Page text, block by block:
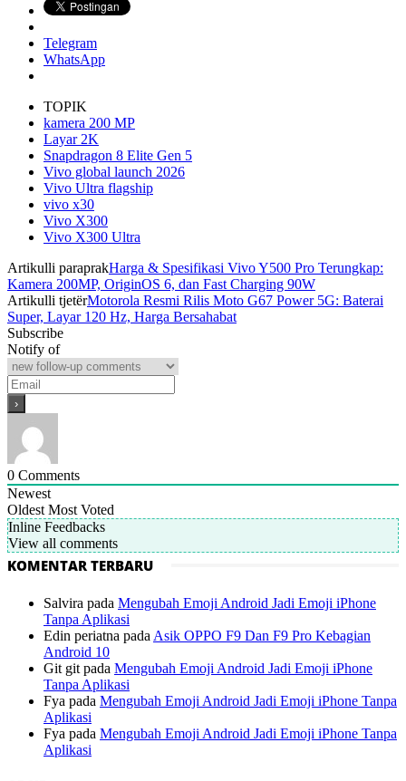
Telegram
WhatsApp
TOPIK
kamera 200 MP
Layar 2K
Snapdragon 8 Elite Gen 5
Vivo global launch 2026
Vivo Ultra flagship
vivo x30
Vivo X300
Vivo X300 Ultra
Artikulli paraprakHarga & Spesifikasi Vivo Y500 Pro Terungkap:
Kamera 200MP, OriginOS 6, dan Fast Charging 90W
Artikulli tjetërMotorola Resmi Rilis Moto G67 Power 5G: Baterai
Super, Layar 120 Hz, Harga Bersahabat
Subscribe
Notify of
0 Comments
Newest
Oldest Most Voted
Inline Feedbacks
View all comments
KOMENTAR TERBARU
Salvira pada Mengubah Emoji Android Jadi Emoji iPhone
Tanpa Aplikasi
Edin periatna pada Asik OPPO F9 Dan F9 Pro Kebagian
Android 10
Git git pada Mengubah Emoji Android Jadi Emoji iPhone
Tanpa Aplikasi
Fya pada Mengubah Emoji Android Jadi Emoji iPhone Tanpa
Aplikasi
Fya pada Mengubah Emoji Android Jadi Emoji iPhone Tanpa
Aplikasi